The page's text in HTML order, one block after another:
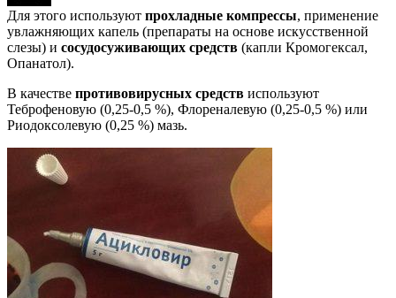
Для этого используют прохладные компрессы, применение
увлажняющих капель (препараты на основе искусственной
слезы) и сосудосуживающих средств (капли Кромогексал,
Опанатол).
В качестве противовирусных средств используют
Теброфеновую (0,25-0,5 %), Флореналевую (0,25-0,5 %) или
Риодоксолевую (0,25 %) мазь.